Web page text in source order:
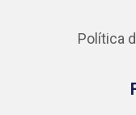
Política